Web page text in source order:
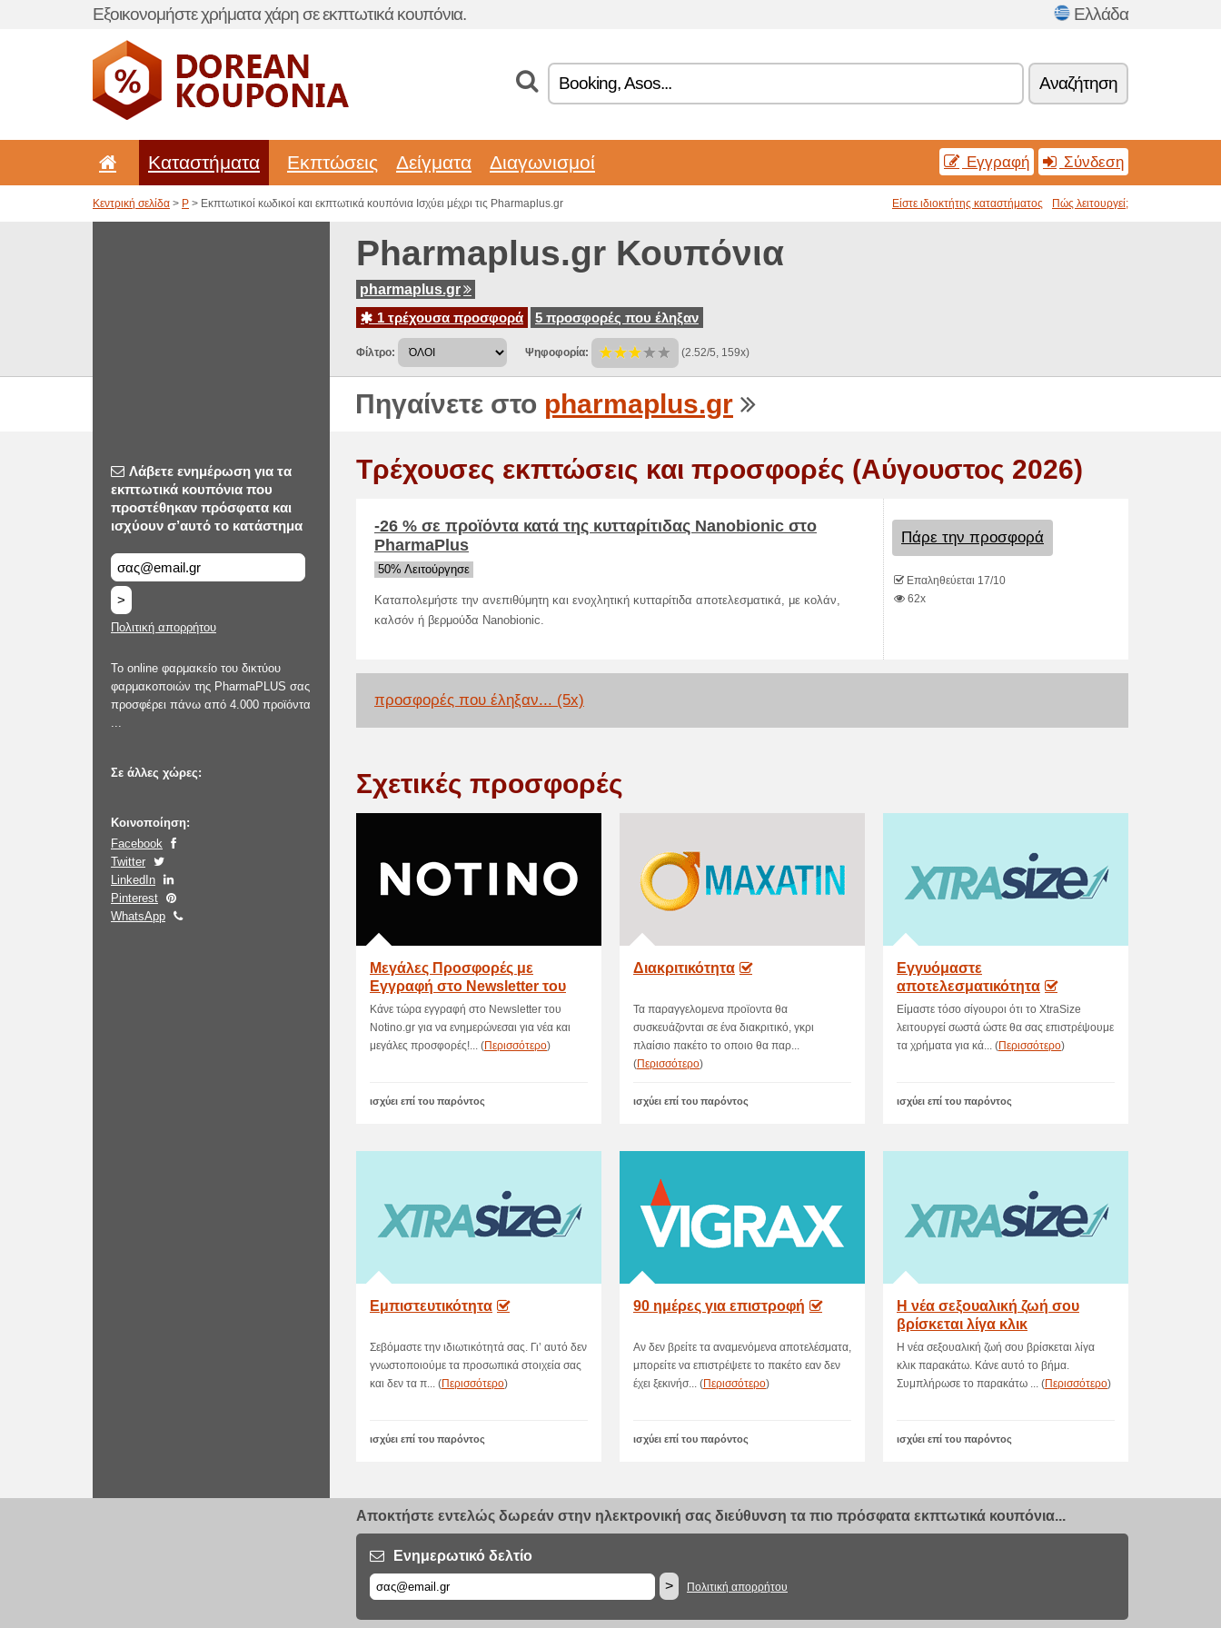
Εξοικονομήστε χρήματα χάρη σε εκπτωτικά κουπόνια. Ελλάδα
Αναζήτηση
Καταστήματα Εκπτώσεις Δείγματα Διαγωνισμοί Εγγραφή Σύνδεση
Κεντρική σελίδα > P > Εκπτωτικοί κωδικοί και εκπτωτικά κουπόνια Ισχύει μέχρι τις Pharmaplus.gr Είστε ιδιοκτήτης καταστήματος Πώς λειτουργεί;
Pharmaplus.gr Κουπόνια
pharmaplus.gr
1 τρέχουσα προσφορά
5 προσφορές που έληξαν
Φίλτρο: Ψηφοφορία: (2.52/5, 159x)
Πηγαίνετε στο pharmaplus.gr
Λάβετε ενημέρωση για τα
εκπτωτικά κουπόνια που
προστέθηκαν πρόσφατα και
ισχύουν σ’αυτό το κατάστημα
>
Πολιτική απορρήτου
Το online φαρμακείο του δικτύου
φαρμακοποιών της PharmaPLUS σας
προσφέρει πάνω από 4.000 προϊόντα
...
Σε άλλες χώρες:
Κοινοποίηση:
Facebook
Twitter
LinkedIn
Pinterest
WhatsApp
Τρέχουσες εκπτώσεις και προσφορές (Αύγουστος 2026)
-26 % σε προϊόντα κατά της κυτταρίτιδας Nanobionic στο
PharmaPlus
50% Λειτούργησε
Καταπολεμήστε την ανεπιθύμητη και ενοχλητική κυτταρίτιδα αποτελεσματικά, με κολάν,
καλσόν ή βερμούδα Nanobionic.
Πάρε την προσφορά
Επαληθεύεται 17/10
62x
προσφορές που έληξαν... (5x)
Σχετικές προσφορές
Μεγάλες Προσφορές με
Εγγραφή στο Newsletter του
NOTINO!
Κάνε τώρα εγγραφή στο Newsletter του
Notino.gr για να ενημερώνεσαι για νέα και
μεγάλες προσφορές!... (Περισσότερο)
ισχύει επί του παρόντος
Διακριτικότητα
Τα παραγγελομενα προϊοντα θα
συσκευάζονται σε ένα διακριτικό, γκρι
πλαίσιο πακέτο το οποιο θα παρ...
(Περισσότερο)
ισχύει επί του παρόντος
Εγγυόμαστε
αποτελεσματικότητα
Είμαστε τόσο σίγουροι ότι το XtraSize
λειτουργεί σωστά ώστε θα σας επιστρέψουμε
τα χρήματα για κά... (Περισσότερο)
ισχύει επί του παρόντος
Εμπιστευτικότητα
Σεβόμαστε την ιδιωτικότητά σας. Γι’ αυτό δεν
γνωστοποιούμε τα προσωπικά στοιχεία σας
και δεν τα π... (Περισσότερο)
ισχύει επί του παρόντος
90 ημέρες για επιστροφή
Αν δεν βρείτε τα αναμενόμενα αποτελέσματα,
μπορείτε να επιστρέψετε το πακέτο εαν δεν
έχει ξεκινήσ... (Περισσότερο)
ισχύει επί του παρόντος
Η νέα σεξουαλική ζωή σου
βρίσκεται λίγα κλικ
παρακάτω
Η νέα σεξουαλική ζωή σου βρίσκεται λίγα
κλικ παρακάτω. Kάνε αυτό το βήμα.
Συμπλήρωσε το παρακάτω ... (Περισσότερο)
ισχύει επί του παρόντος
Αποκτήστε εντελώς δωρεάν στην ηλεκτρονική σας διεύθυνση τα πιο πρόσφατα εκπτωτικά κουπόνια...
Ενημερωτικό δελτίο
>
Πολιτική απορρήτου